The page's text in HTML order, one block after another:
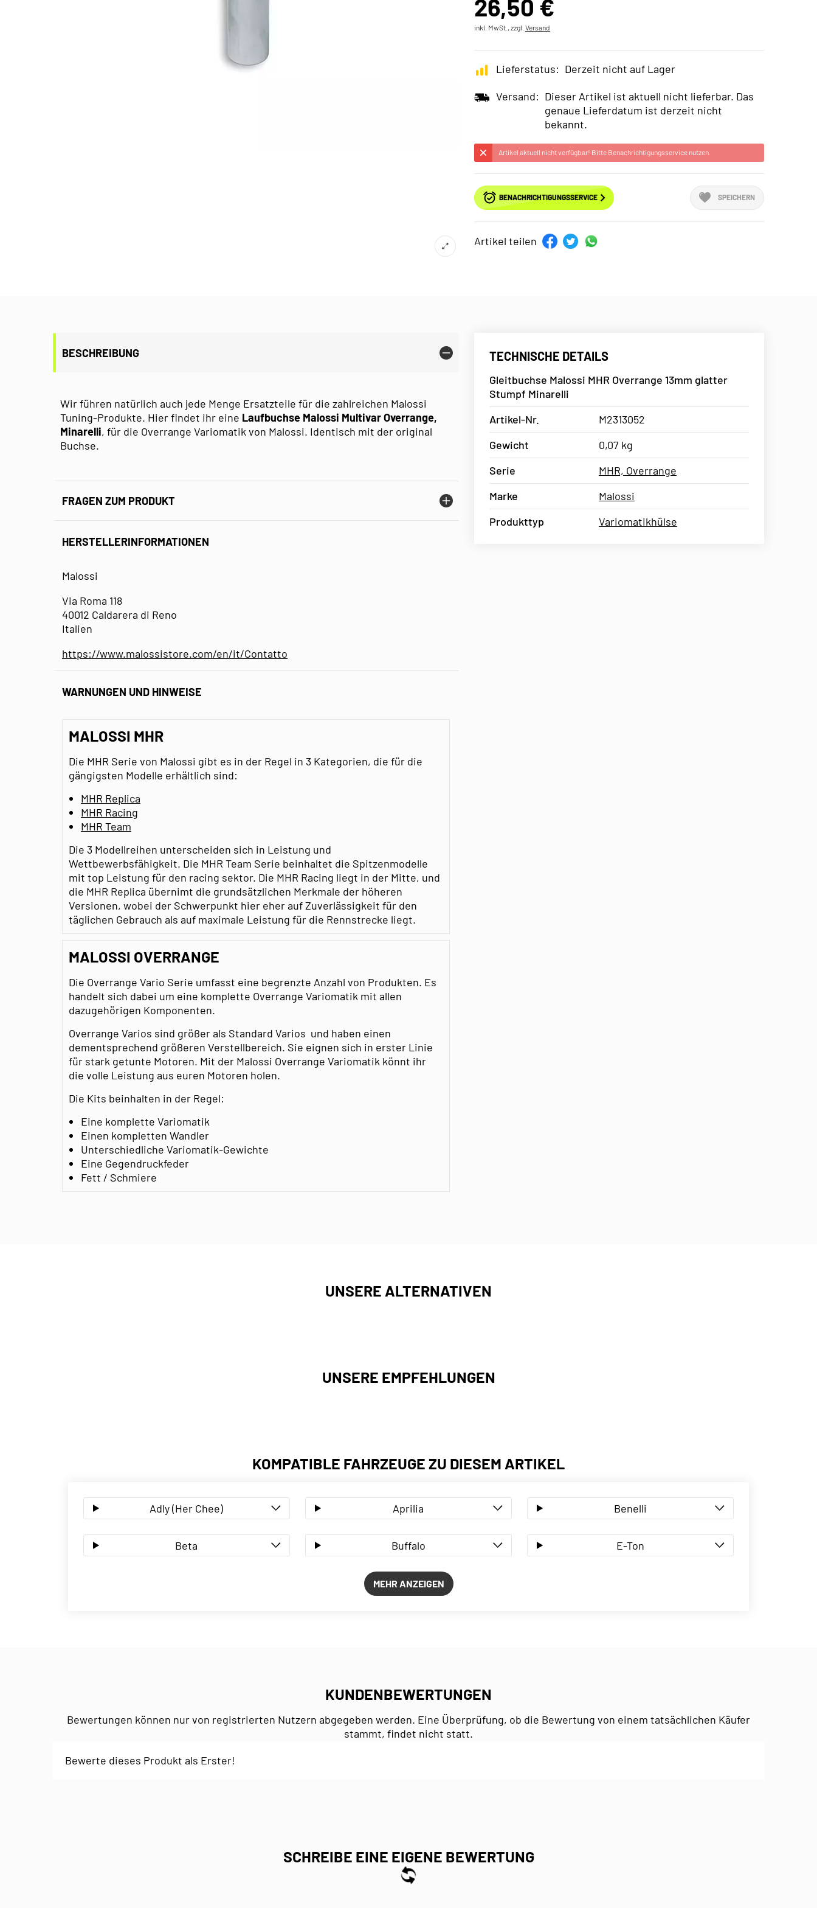
26,50 €
inkl. MwSt., zzgl. Versand
Lieferstatus: Derzeit nicht auf Lager
Versand: Dieser Artikel ist aktuell nicht lieferbar. Das
genaue Lieferdatum ist derzeit nicht
bekannt.
Artikel aktuell nicht verfügbar! Bitte Benachrichtigungsservice nutzen.
BENACHRICHTIGUNGSSERVICE SPEICHERN
Artikel teilen
BESCHREIBUNG
Wir führen natürlich auch jede Menge Ersatzteile für die zahlreichen Malossi
Tuning-Produkte. Hier findet ihr eine Laufbuchse Malossi Multivar Overrange,
Minarelli, für die Overrange Variomatik von Malossi. Identisch mit der original
Buchse.
FRAGEN ZUM PRODUKT
HERSTELLERINFORMATIONEN
Malossi
Via Roma 118
40012 Caldarera di Reno
Italien
https://www.malossistore.com/en/it/Contatto
WARNUNGEN UND HINWEISE
MALOSSI MHR
Die MHR Serie von Malossi gibt es in der Regel in 3 Kategorien, die für die
gängigsten Modelle erhältlich sind:
MHR Replica
MHR Racing
MHR Team
Die 3 Modellreihen unterscheiden sich in Leistung und
Wettbewerbsfähigkeit. Die MHR Team Serie beinhaltet die Spitzenmodelle
mit top Leistung für den racing sektor. Die MHR Racing liegt in der Mitte, und
die MHR Replica übernimt die grundsätzlichen Merkmale der höheren
Versionen, wobei der Schwerpunkt hier eher auf Zuverlässigkeit für den
täglichen Gebrauch als auf maximale Leistung für die Rennstrecke liegt.
MALOSSI OVERRANGE
Die Overrange Vario Serie umfasst eine begrenzte Anzahl von Produkten. Es
handelt sich dabei um eine komplette Overrange Variomatik mit allen
dazugehörigen Komponenten.
Overrange Varios sind größer als Standard Varios und haben einen
dementsprechend größeren Verstellbereich. Sie eignen sich in erster Linie
für stark getunte Motoren. Mit der Malossi Overrange Variomatik könnt ihr
die volle Leistung aus euren Motoren holen.
Die Kits beinhalten in der Regel:
Eine komplette Variomatik
Einen kompletten Wandler
Unterschiedliche Variomatik-Gewichte
Eine Gegendruckfeder
Fett / Schmiere
TECHNISCHE DETAILS
Gleitbuchse Malossi MHR Overrange 13mm glatter
Stumpf Minarelli
Artikel-Nr.
M2313052
Gewicht
0,07 kg
Serie
MHR, Overrange
Marke
Malossi
Produkttyp
Variomatikhülse
UNSERE ALTERNATIVEN
UNSERE EMPFEHLUNGEN
KOMPATIBLE FAHRZEUGE ZU DIESEM ARTIKEL
Adly (Her Chee) Aprilia Benelli
Beta Buffalo E-Ton
MEHR ANZEIGEN
KUNDENBEWERTUNGEN
Bewertungen können nur von registrierten Nutzern abgegeben werden. Eine Überprüfung, ob die Bewertung von einem tatsächlichen Käufer
stammt, findet nicht statt.
Bewerte dieses Produkt als Erster!
SCHREIBE EINE EIGENE BEWERTUNG